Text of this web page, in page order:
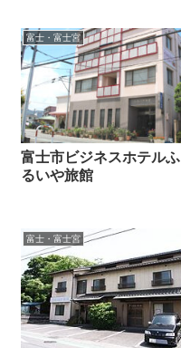
富士・富士宮
富士市ビジネスホテルふ
るいや旅館
富士・富士宮